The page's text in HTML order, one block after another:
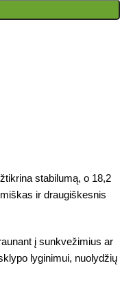
stabilumą, o 18,2
ir draugiškesnis
į sunkvežimius ar
lyginimui, nuolydžių